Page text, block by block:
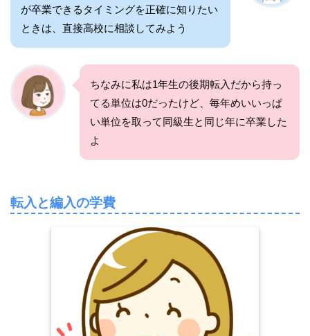
が卒業できるタイミングを正確に知りたい
ときは、直接高校に相談してみよう
ちなみに私は1年生の後期転入だから持っ
てる単位は0だったけど、毎年めいいっぱ
い単位を取って同級生と同じ年に卒業した
よ
転入と編入の学費